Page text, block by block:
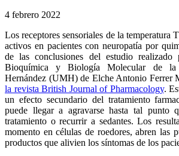
4 febrero 2022
Los receptores sensoriales de la temperatura
activos en pacientes con neuropatía por
de las conclusiones del estudio
Bioquímica y Biología Molecular de la
Hernández (UMH) de Elche Antonio Ferrer
la revista British Journal of Pharmacology.
un efecto secundario del tratamiento
puede llegar a agravarse hasta tal punto
tratamiento o recurrir a sedantes. Los
momento en células de roedores, abren las
productos que alivien los síntomas de los